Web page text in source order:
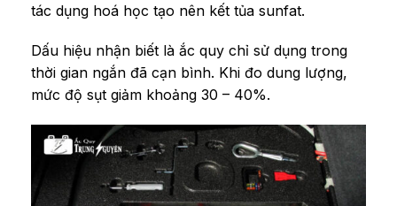
tác dụng hoá học tạo nên kết tủa sunfat.
Dấu hiệu nhận biết là ắc quy chỉ sử dụng trong
thời gian ngắn đã cạn bình. Khi đo dung lượng,
mức độ sụt giảm khoảng 30 – 40%.